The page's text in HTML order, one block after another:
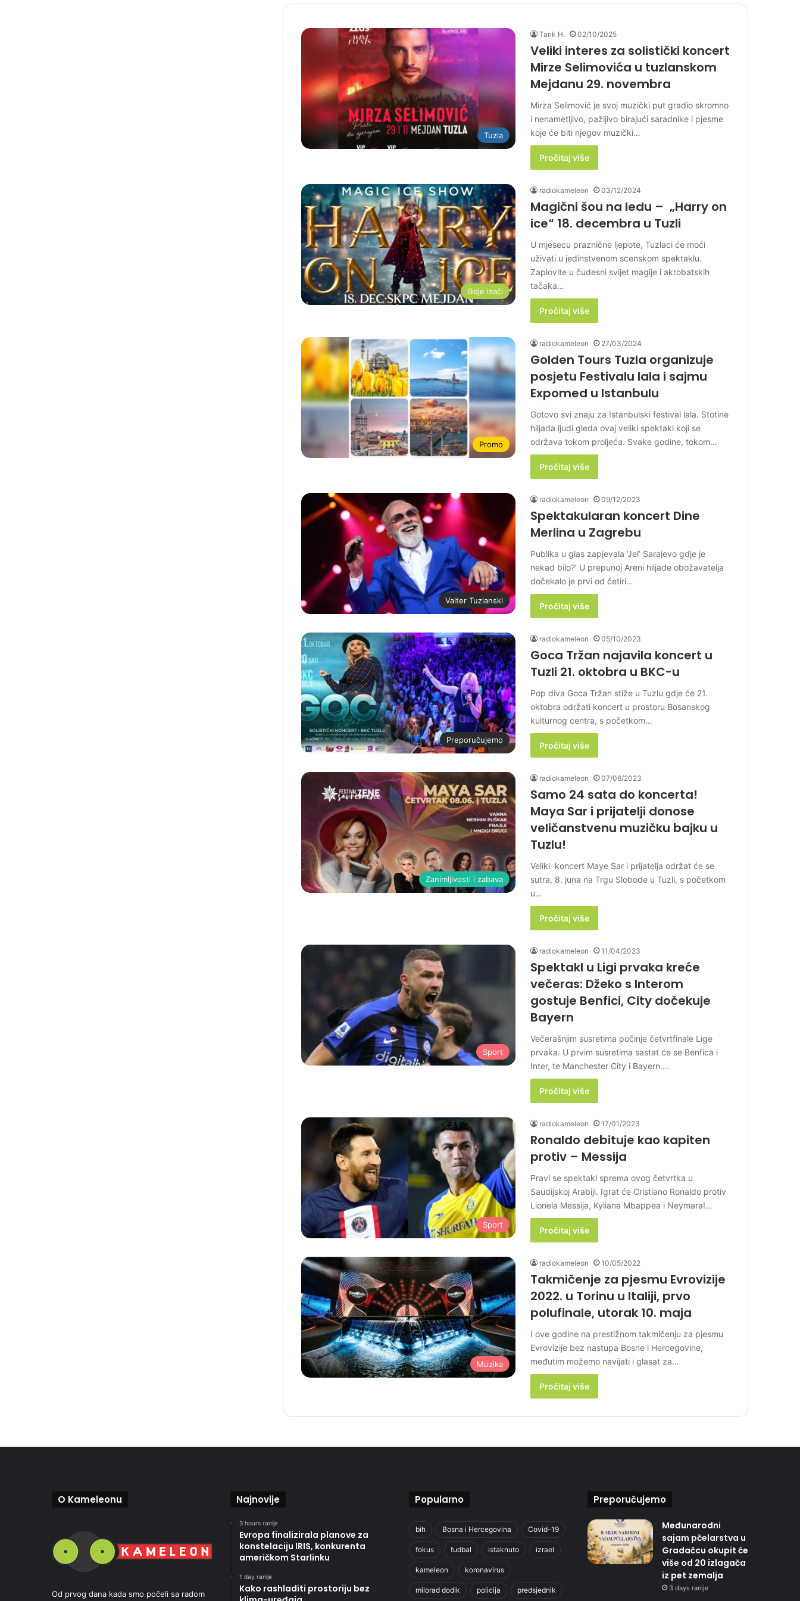
Tuzla
Tarik H. 02/10/2025
Veliki interes za solistički koncert
Mirze Selimovića u tuzlanskom
Mejdanu 29. novembra
Mirza Selimović je svoj muzički put gradio skromno
i nenametljivo, pažljivo birajući saradnike i pjesme
koje će biti njegov muzički…
Pročitaj više
Gdje izaći
radiokameleon 03/12/2024
Magični šou na ledu – „Harry on
ice“ 18. decembra u Tuzli
U mjesecu praznične ljepote, Tuzlaci će moći
uživati u jedinstvenom scenskom spektaklu.
Zaplovite u čudesni svijet magije i akrobatskih
tačaka…
Pročitaj više
Promo
radiokameleon 27/03/2024
Golden Tours Tuzla organizuje
posjetu Festivalu lala i sajmu
Expomed u Istanbulu
Gotovo svi znaju za Istanbulski festival lala. Stotine
hiljada ljudi gleda ovaj veliki spektakl koji se
održava tokom proljeća. Svake godine, tokom…
Pročitaj više
Valter Tuzlanski
radiokameleon 09/12/2023
Spektakularan koncert Dine
Merlina u Zagrebu
Publika u glas zapjevala ‘Jel’ Sarajevo gdje je
nekad bilo?’ U prepunoj Areni hiljade obožavatelja
dočekalo je prvi od četiri…
Pročitaj više
Preporučujemo
radiokameleon 05/10/2023
Goca Tržan najavila koncert u
Tuzli 21. oktobra u BKC-u
Pop diva Goca Tržan stiže u Tuzlu gdje će 21.
oktobra održati koncert u prostoru Bosanskog
kulturnog centra, s početkom…
Pročitaj više
Zanimljivosti i zabava
radiokameleon 07/06/2023
Samo 24 sata do koncerta!
Maya Sar i prijatelji donose
veličanstvenu muzičku bajku u
Tuzlu!
Veliki koncert Maye Sar i prijatelja održat će se
sutra, 8. juna na Trgu Slobode u Tuzli, s početkom
u…
Pročitaj više
Sport
radiokameleon 11/04/2023
Spektakl u Ligi prvaka kreće
večeras: Džeko s Interom
gostuje Benfici, City dočekuje
Bayern
Večerašnjim susretima počinje četvrtfinale Lige
prvaka. U prvim susretima sastat će se Benfica i
Inter, te Manchester City i Bayern.…
Pročitaj više
Sport
radiokameleon 17/01/2023
Ronaldo debituje kao kapiten
protiv – Messija
Pravi se spektakl sprema ovog četvrtka u
Saudijskoj Arabiji. Igrat će Cristiano Ronaldo protiv
Lionela Messija, Kyliana Mbappea i Neymara!…
Pročitaj više
Muzika
radiokameleon 10/05/2022
Takmičenje za pjesmu Evrovizije
2022. u Torinu u Italiji, prvo
polufinale, utorak 10. maja
I ove godine na prestižnom takmičenju za pjesmu
Evrovizije bez nastupa Bosne i Hercegovine,
međutim možemo navijati i glasat za…
Pročitaj više
O Kameleonu
Od prvog dana kada smo počeli sa radom
Najnovije
3 hours ranije
Evropa finalizirala planove za
konstelaciju IRIS, konkurenta
američkom Starlinku
1 day ranije
Kako rashladiti prostoriju bez
Popularno
bih Bosna i Hercegovina Covid-19
fokus fudbal istaknuto izrael
kameleon koronavirus
milorad dodik policija predsjednik
Preporučujemo
Međunarodni
sajam pčelarstva u
Gradačcu okupit će
više od 20 izlagača
iz pet zemalja
3 days ranije